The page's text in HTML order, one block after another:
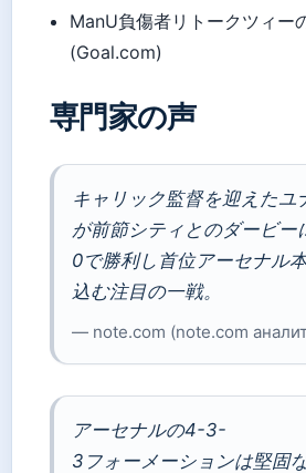
ManU負傷者リトークツィー
(Goal.com)
専門家の声
キャリック監督を迎えたユ
が前節シティとのダービー
0で勝利し首位アーセナル
込む注目の一戦。
— note.com (note.com
アーセナルの4-3-
3フォーメーションは堅固